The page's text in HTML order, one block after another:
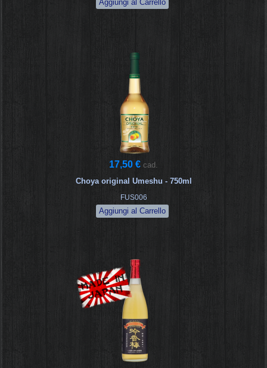
17,50 € cad.
Choya original Umeshu - 750ml
FUS006